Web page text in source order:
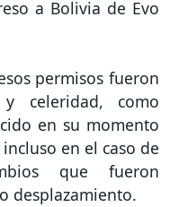
a Bolivia de Evo
permisos fueron
celeridad, como
en su momento
en el caso de
que fueron
desplazamiento.